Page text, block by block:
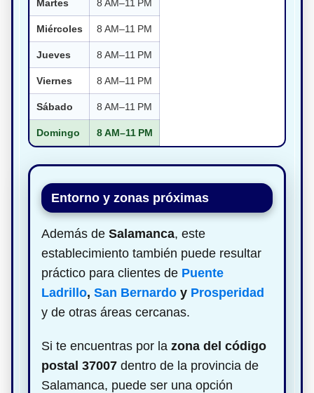
Martes 8 AM–11 PM
Miércoles 8 AM–11 PM
Jueves 8 AM–11 PM
Viernes 8 AM–11 PM
Sábado 8 AM–11 PM
Domingo 8 AM–11 PM
Entorno y zonas próximas
Además de Salamanca, este
establecimiento también puede resultar
práctico para clientes de Puente
Ladrillo, San Bernardo y Prosperidad
y de otras áreas cercanas.
Si te encuentras por la zona del código
postal 37007 dentro de la provincia de
Salamanca, puede ser una opción